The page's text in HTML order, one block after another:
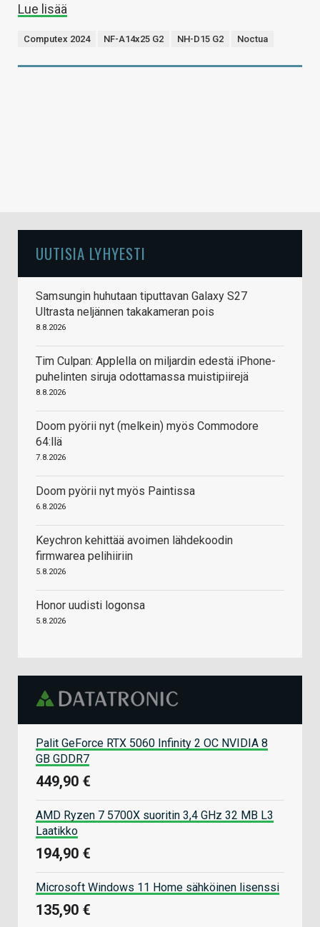
Lue lisää
Computex 2024 NF-A14x25 G2 NH-D15 G2 Noctua
UUTISIA LYHYESTI
Samsungin huhutaan tiputtavan Galaxy S27
Ultrasta neljännen takakameran pois
8.8.2026
Tim Culpan: Applella on miljardin edestä iPhone-
puhelinten siruja odottamassa muistipiirejä
8.8.2026
Doom pyörii nyt (melkein) myös Commodore
64:llä
7.8.2026
Doom pyörii nyt myös Paintissa
6.8.2026
Keychron kehittää avoimen lähdekoodin
firmwarea pelihiiriin
5.8.2026
Honor uudisti logonsa
5.8.2026
Palit GeForce RTX 5060 Infinity 2 OC NVIDIA 8
GB GDDR7
449,90 €
AMD Ryzen 7 5700X suoritin 3,4 GHz 32 MB L3
Laatikko
194,90 €
Microsoft Windows 11 Home sähköinen lisenssi
135,90 €